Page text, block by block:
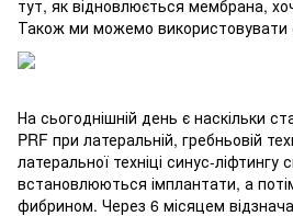
тут, як відновлюється мембрана,
Також ми можемо використовувати
На сьогоднішній день є наскільки
PRF при латеральній, гребньовій
латеральної техніці синус-ліфтингу
встановлюються імплантати, а
фибрином. Через 6 місяцем